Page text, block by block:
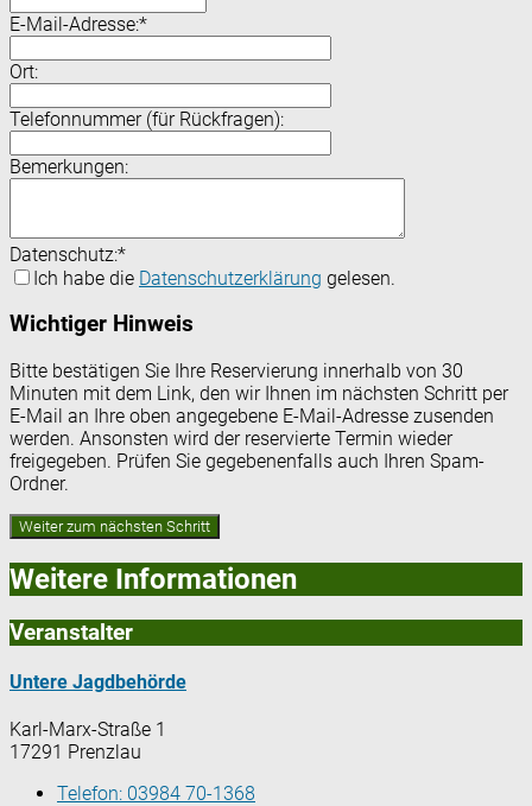
E-Mail-Adresse:*
Ort:
Telefonnummer (für Rückfragen):
Bemerkungen:
Datenschutz:*
Ich habe die Datenschutzerklärung gelesen.
Wichtiger Hinweis
Bitte bestätigen Sie Ihre Reservierung innerhalb von 30
Minuten mit dem Link, den wir Ihnen im nächsten Schritt per
E-Mail an Ihre oben angegebene E-Mail-Adresse zusenden
werden. Ansonsten wird der reservierte Termin wieder
freigegeben. Prüfen Sie gegebenenfalls auch Ihren Spam-
Ordner.
Weitere Informationen
Veranstalter
Untere Jagdbehörde
Karl-Marx-Straße 1
17291 Prenzlau
Telefon: 03984 70-1368